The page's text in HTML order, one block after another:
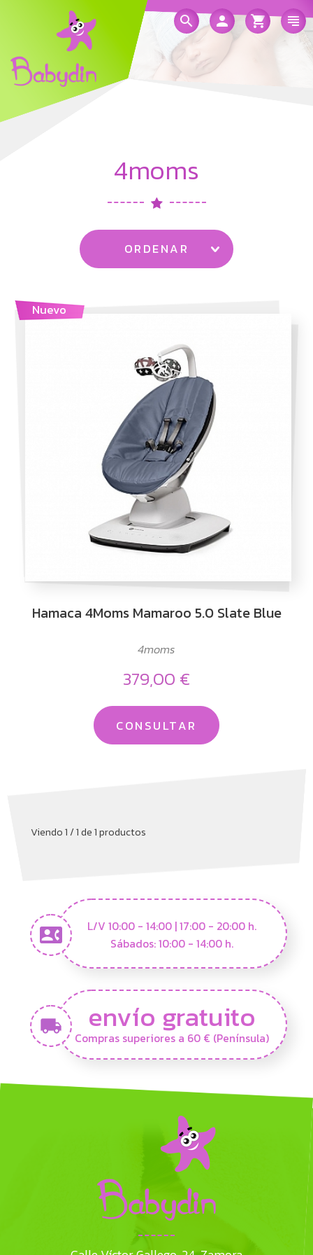
4moms
ORDENAR
Hamaca 4Moms Mamaroo 5.0 Slate Blue
4moms
379,00 €
CONSULTAR
Nuevo
Viendo 1 / 1 de 1 productos
L/V 10:00 - 14:00 | 17:00 - 20:00 h.
Sábados: 10:00 - 14:00 h.
envío gratuito
Compras superiores a 60 € (Península)